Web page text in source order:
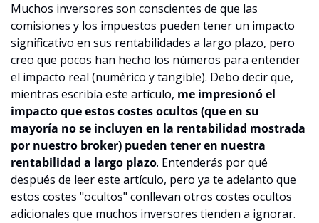
Muchos inversores son conscientes de que las
comisiones y los impuestos pueden tener un impacto
significativo en sus rentabilidades a largo plazo, pero
creo que pocos han hecho los números para entender
el impacto real (numérico y tangible). Debo decir que,
mientras escribía este artículo, me impresionó el
impacto que estos costes ocultos (que en su
mayoría no se incluyen en la rentabilidad mostrada
por nuestro broker) pueden tener en nuestra
rentabilidad a largo plazo. Entenderás por qué
después de leer este artículo, pero ya te adelanto que
estos costes "ocultos" conllevan otros costes ocultos
adicionales que muchos inversores tienden a ignorar.